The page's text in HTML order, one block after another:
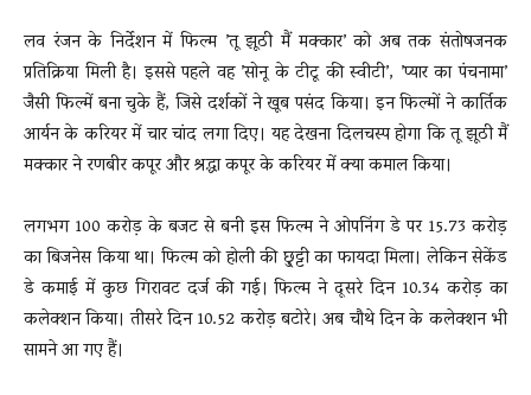
लव रंजन के निर्देशन में फिल्म ’तू झूठी मैं मक्कार’ को अब तक संतोषजनक
प्रतिक्रिया मिली है। इससे पहले वह ’सोनू के टीटू की स्वीटी’, ’प्यार का पंचनामा’
जैसी फिल्में बना चुके हैं, जिसे दर्शकों ने खूब पसंद किया। इन फिल्मों ने कार्तिक
आर्यन के करियर में चार चांद लगा दिए। यह देखना दिलचस्प होगा कि तू झूठी मैं
मक्कार ने रणबीर कपूर और श्रद्धा कपूर के करियर में क्या कमाल किया।
लगभग 100 करोड़ के बजट से बनी इस फिल्म ने ओपनिंग डे पर 15.73 करोड़
का बिजनेस किया था। फिल्म को होली की छु्ट्टी का फायदा मिला। लेकिन सेकेंड
डे कमाई में कुछ गिरावट दर्ज की गई। फिल्म ने दूसरे दिन 10.34 करोड़ का
कलेक्शन किया। तीसरे दिन 10.52 करोड़ बटोरे। अब चौथे दिन के कलेक्शन भी
सामने आ गए हैं।